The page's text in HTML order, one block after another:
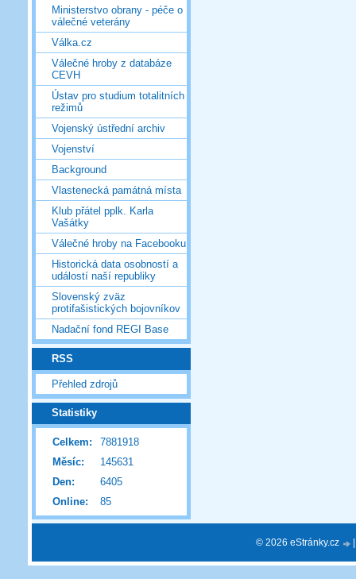
Ministerstvo obrany - péče o
válečné veterány
Válka.cz
Válečné hroby z databáze
CEVH
Ústav pro studium totalitních
režimů
Vojenský ústřední archiv
Vojenství
Background
Vlastenecká památná místa
Klub přátel pplk. Karla
Vašátky
Válečné hroby na Facebooku
Historická data osobností a
událostí naší republiky
Slovenský zväz
protifašistických bojovníkov
Nadační fond REGI Base
RSS
Přehled zdrojů
Statistiky
Online: 85
Celkem:
7881918
Měsíc:
145631
Den:
6405
© 2026 eStránky.cz